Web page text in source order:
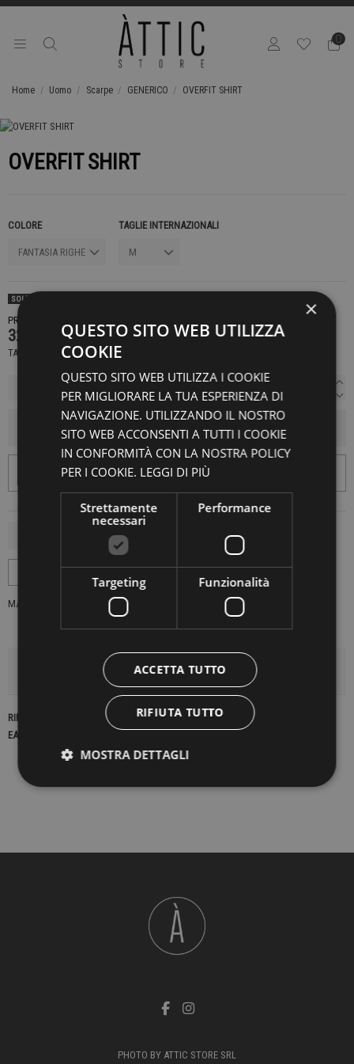
0
Home Uomo Scarpe GENERICO OVERFIT SHIRT
OVERFIT SHIRT
COLORE TAGLIE INTERNAZIONALI
SOLD OUT
PRODOTTO NON DISPONIBILE CONTATTACI PER SAPERE DI PIÙ
329,00 €
TASSE INCLUSE
AGGIUNGI AL CARRELLO
MARCA:
DETTAGLI DEL PRODOTTO
RIFERIMENTO
EAN13
PHOTO BY ATTIC STORE SRL
×
QUESTO SITO WEB UTILIZZA
COOKIE
QUESTO SITO WEB UTILIZZA I COOKIE
PER MIGLIORARE LA TUA ESPERIENZA DI
NAVIGAZIONE. UTILIZZANDO IL NOSTRO
SITO WEB ACCONSENTI A TUTTI I COOKIE
IN CONFORMITÀ CON LA NOSTRA POLICY
PER I COOKIE. LEGGI DI PIÙ
Strettamente
necessari
Performance
Targeting Funzionalità
ACCETTA TUTTO
RIFIUTA TUTTO
MOSTRA DETTAGLI